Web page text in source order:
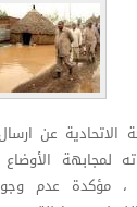
الاتحادية عن
لمجابهة الأوضاع
، مؤكدة عدم